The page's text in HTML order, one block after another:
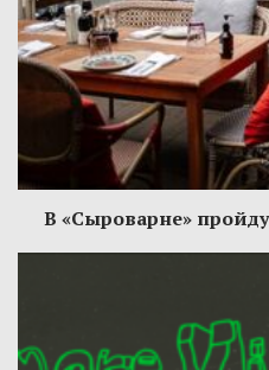
В «Сыроварне»